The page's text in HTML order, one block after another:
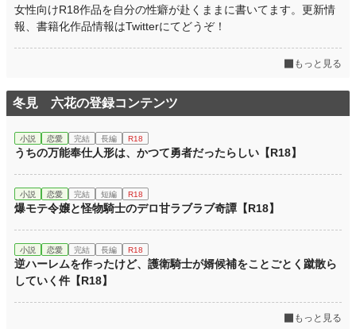
女性向けR18作品を自分の性癖が赴くままに書いてます。更新情
報、書籍化作品情報はTwitterにてどうぞ！
もっと見る
冬見 六花の登録コンテンツ
小説 恋愛 完結 長編 R18
うちの万能奉仕人形は、かつて勇者だったらしい【R18】
小説 恋愛 完結 短編 R18
爆モテ令嬢と怪物騎士のデロ甘ラブラブ奇譚【R18】
小説 恋愛 完結 長編 R18
逆ハーレムを作ったけど、護衛騎士が婿候補をことごとく蹴散ら
していく件【R18】
もっと見る